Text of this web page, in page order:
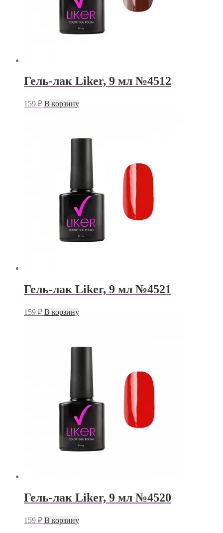
Гель-лак Liker, 9 мл №4512
159 ₽ В корзину
Гель-лак Liker, 9 мл №4521
159 ₽ В корзину
Гель-лак Liker, 9 мл №4520
159 ₽ В корзину